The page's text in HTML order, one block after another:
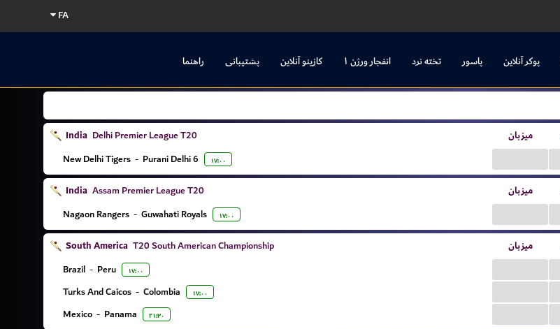
FA
پوکر آنلاین پاسور تخته نرد انفجار ورژن ۱ کازینو آنلاین پشتیبانی راهنما
India Delhi Premier League T20 میزبان
New Delhi Tigers - Purani Delhi 6 ۱۷:۰۰
India Assam Premier League T20 میزبان
Nagaon Rangers - Guwahati Royals ۱۷:۰۰
South America T20 South American Championship میزبان
Brazil - Peru ۱۷:۰۰
Turks And Caicos - Colombia ۱۷:۰۰
Mexico - Panama ۲۱:۳۰